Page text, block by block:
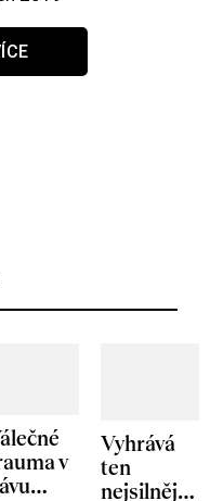
v
Vyhrává
ten
nejsilnější